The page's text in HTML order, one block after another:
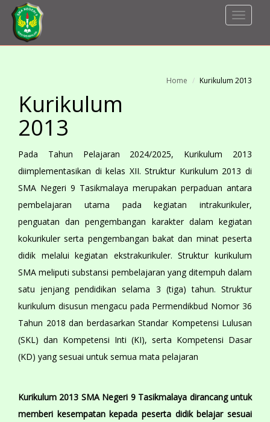
Toggle
Home Kurikulum 2013
Kurikulum
2013
Pada Tahun Pelajaran 2024/2025, Kurikulum 2013
diimplementasikan di kelas XII. Struktur Kurikulum 2013 di
SMA Negeri 9 Tasikmalaya merupakan perpaduan antara
pembelajaran utama pada kegiatan intrakurikuler,
penguatan dan pengembangan karakter dalam kegiatan
kokurikuler serta pengembangan bakat dan minat peserta
didik melalui kegiatan ekstrakurikuler. Struktur kurikulum
SMA meliputi substansi pembelajaran yang ditempuh dalam
satu jenjang pendidikan selama 3 (tiga) tahun. Struktur
kurikulum disusun mengacu pada Permendikbud Nomor 36
Tahun 2018 dan berdasarkan Standar Kompetensi Lulusan
(SKL) dan Kompetensi Inti (KI), serta Kompetensi Dasar
(KD) yang sesuai untuk semua mata pelajaran
Kurikulum 2013 SMA Negeri 9 Tasikmalaya dirancang untuk
memberi kesempatan kepada peserta didik belajar sesuai